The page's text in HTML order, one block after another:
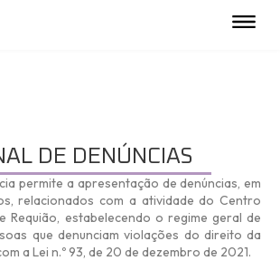
DE DENÚNCIAS
permite a apresentação de denúncias, em
relacionados com a atividade do Centro
Requião, estabelecendo o regime geral de
que denunciam violações do direito da
a Lei n.º 93, de 20 de dezembro de 2021.